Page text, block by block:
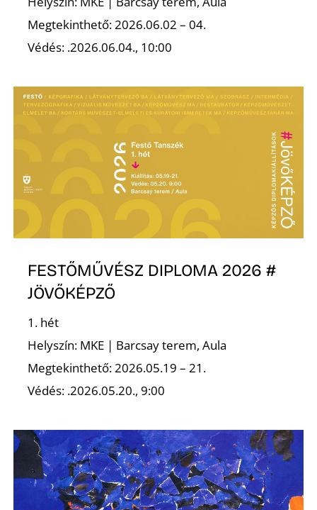
Megtekinthető: 2026.06.02 – 04.
Védés: .2026.06.04., 10:00
FESTŐMŰVÉSZ DIPLOMA 2026 #
JÖVŐKÉPZŐ
1. hét
Helyszín: MKE | Barcsay terem, Aula
Megtekinthető: 2026.05.19 – 21.
Védés: .2026.05.20., 9:00